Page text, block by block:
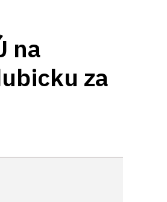
na
za